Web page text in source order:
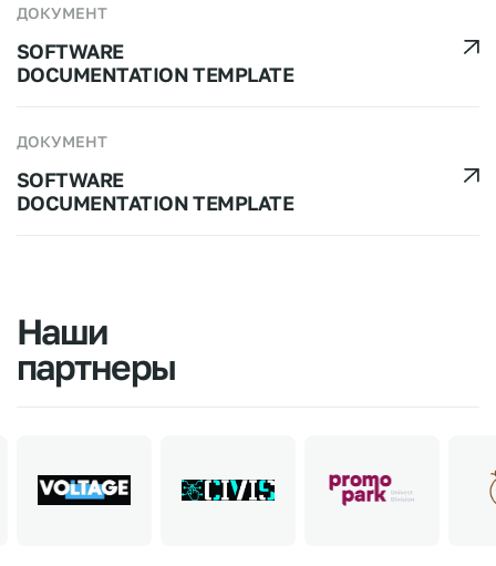
ДОКУМЕНТ
SOFTWARE
DOCUMENTATION TEMPLATE
ДОКУМЕНТ
SOFTWARE
DOCUMENTATION TEMPLATE
Наши
партнеры